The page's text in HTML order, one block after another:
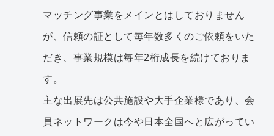
マッチング事業をメインとはしておりません
が、信頼の証として毎年数多くのご依頼をいた
だき、事業規模は毎年2桁成長を続けておりま
す。
主な出展先は公共施設や大手企業様であり、会
員ネットワークは今や日本全国へと広がってい